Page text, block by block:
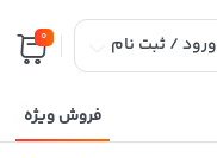
ورود / ثبت نام 0
فروش ویژه